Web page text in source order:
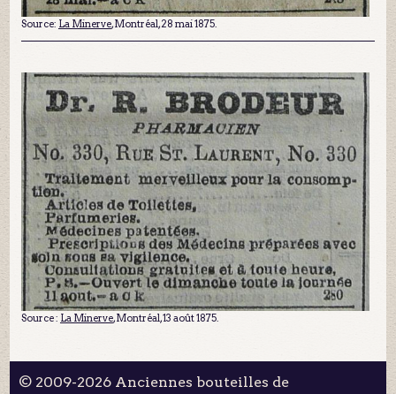
Source: La Minerve, Montréal, 28 mai 1875.
Source : La Minerve, Montréal, 13 août 1875.
© 2009-2026 Anciennes bouteilles de